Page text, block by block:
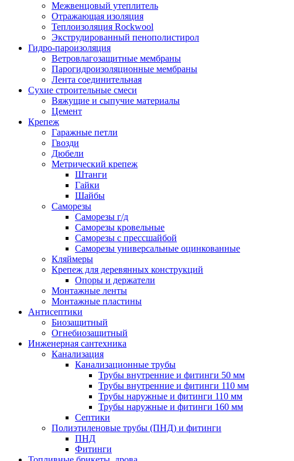
Межвенцовый утеплитель
Отражающая изоляция
Теплоизоляция Rockwool
Экструдированный пенополистирол
Гидро-пароизоляция
Ветровлагозащитные мембраны
Парогидроизоляционные мембраны
Лента соединительная
Сухие строительные смеси
Вяжущие и сыпучие материалы
Цемент
Крепеж
Гаражные петли
Гвозди
Дюбели
Метрический крепеж
Штанги
Гайки
Шайбы
Саморезы
Саморезы г/д
Саморезы кровельные
Саморезы с прессшайбой
Саморезы универсальные оцинкованные
Кляймеры
Крепеж для деревянных конструкций
Опоры и держатели
Монтажные ленты
Монтажные пластины
Антисептики
Биозащитный
Огнебиозащитный
Инженерная сантехника
Канализация
Канализационные трубы
Трубы внутренние и фитинги 50 мм
Трубы внутренние и фитинги 110 мм
Трубы наружные и фитинги 110 мм
Трубы наружные и фитинги 160 мм
Септики
Полиэтиленовые трубы (ПНД) и фитинги
ПНД
Фитинги